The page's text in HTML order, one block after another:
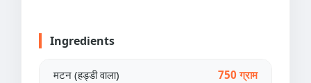
Ingredients
मटन (हड्डी वाला) 750 ग्राम